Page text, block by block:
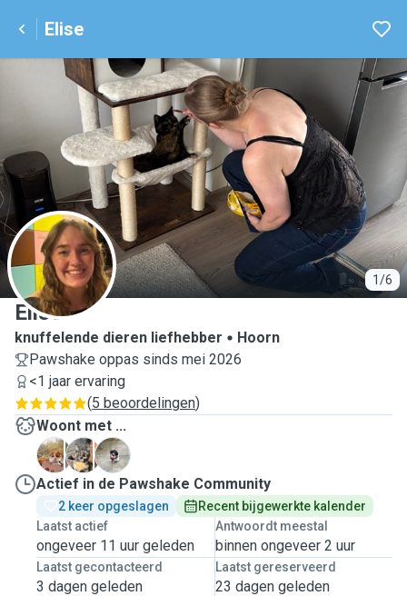
Elise
1/6
E
Elise
knuffelende dieren liefhebber
Hoorn
Pawshake oppas sinds mei 2026
<1 jaar ervaring
(5 beoordelingen)
Woont met ...
A
N
Z
Actief in de Pawshake Community
2 keer opgeslagen
Recent bijgewerkte kalender
Laatst actief
ongeveer 11 uur geleden
Antwoordt meestal
binnen ongeveer 2 uur
Laatst gecontacteerd
3 dagen geleden
Laatst gereserveerd
23 dagen geleden